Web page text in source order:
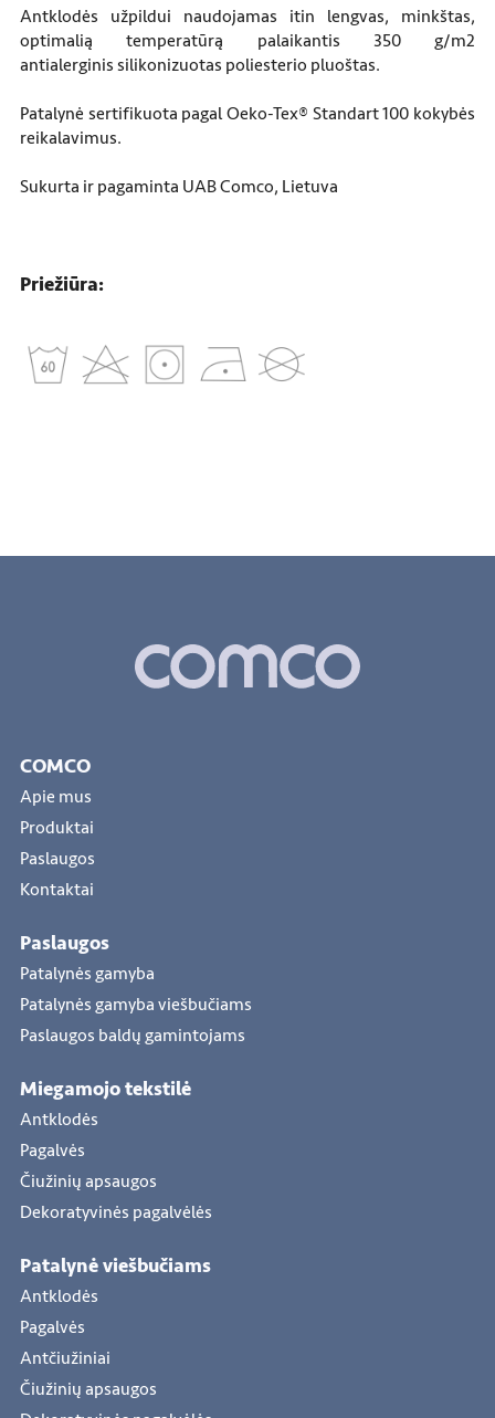
Antklodės užpildui naudojamas itin lengvas, minkštas,
optimalią temperatūrą palaikantis 350 g/m2
antialerginis silikonizuotas poliesterio pluoštas.
Patalynė sertifikuota pagal Oeko-Tex® Standart 100 kokybės
reikalavimus.
Sukurta ir pagaminta UAB Comco, Lietuva
Priežiūra:
COMCO
Apie mus
Produktai
Paslaugos
Kontaktai
Paslaugos
Patalynės gamyba
Patalynės gamyba viešbučiams
Paslaugos baldų gamintojams
Miegamojo tekstilė
Antklodės
Pagalvės
Čiužinių apsaugos
Dekoratyvinės pagalvėlės
Patalynė viešbučiams
Antklodės
Pagalvės
Antčiužiniai
Čiužinių apsaugos